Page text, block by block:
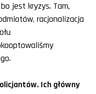
jest kryzys. Tam,
racjonalizacja
Ich główny